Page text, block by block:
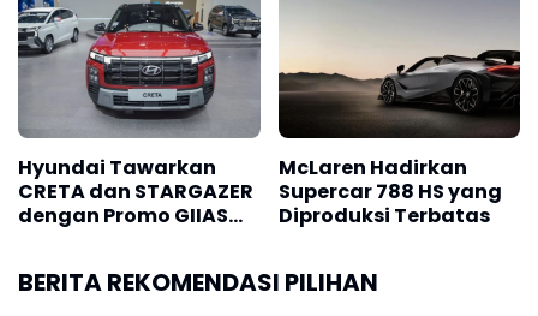
Hyundai Tawarkan
CRETA dan STARGAZER
dengan Promo GIIAS
McLaren Hadirkan
Supercar 788 HS yang
Diproduksi Terbatas
BERITA REKOMENDASI PILIHAN